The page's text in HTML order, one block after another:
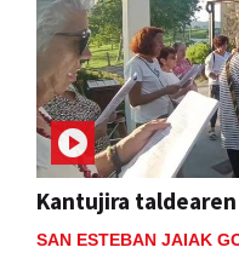
Kantujira
SAN ESTEBAN JAIAK